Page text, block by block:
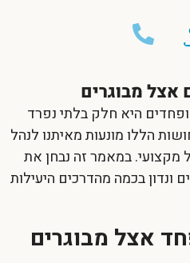
אצל מבוגרים
היא חלק בלתי נפרד
הללו מונעות מאיתנו לנהל
מקצועי. במאמר זה נבחן את
ונדון בכמה מהדרכים היעילות
אצל מבוגרים